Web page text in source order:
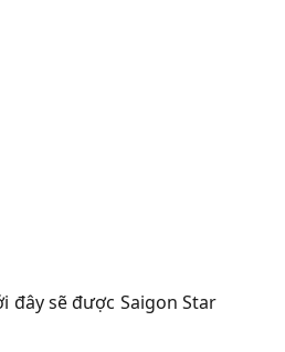
đây sẽ được Saigon Star